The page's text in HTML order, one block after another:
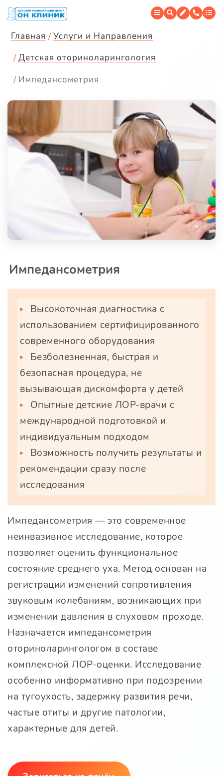
Главная
Услуги и Направления
Детская оториноларингология
Импедансометрия
Импедансометрия
Высокоточная диагностика с
использованием сертифицированного
современного оборудования
Безболезненная, быстрая и
безопасная процедура, не
вызывающая дискомфорта у детей
Опытные детские ЛОР-врачи с
международной подготовкой и
индивидуальным подходом
Возможность получить результаты и
рекомендации сразу после
исследования
Импедансометрия — это современное
неинвазивное исследование, которое
позволяет оценить функциональное
состояние среднего уха. Метод основан на
регистрации изменений сопротивления
звуковым колебаниям, возникающих при
изменении давления в слуховом проходе.
Назначается импедансометрия
оториноларингологом в составе
комплексной ЛОР-оценки. Исследование
особенно информативно при подозрении
на тугоухость, задержку развития речи,
частые отиты и другие патологии,
характерные для детей.